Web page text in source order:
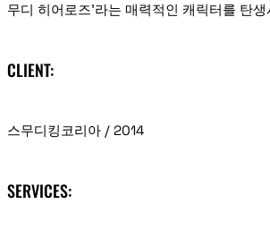
무디 히어로즈’라는 매력적인 캐릭터를 탄
CLIENT:
스무디킹코리아 / 2014
SERVICES: